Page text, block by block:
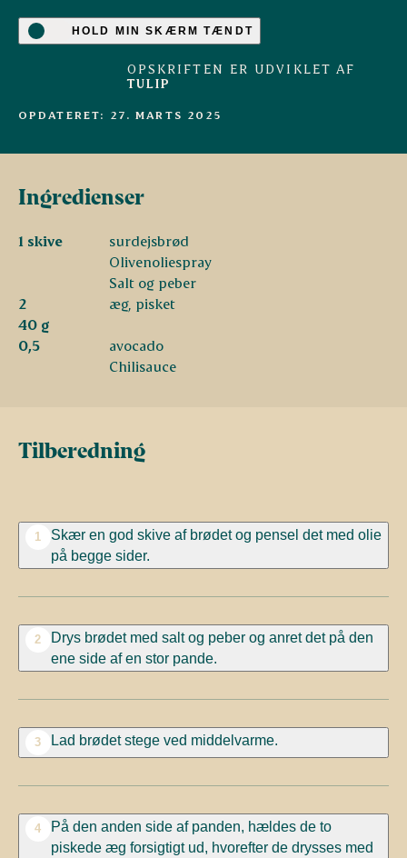
HOLD MIN SKÆRM TÆNDT
OPSKRIFTEN ER UDVIKLET AF
TULIP
OPDATERET: 27. MARTS 2025
Ingredienser
1 skive
surdejsbrød
Olivenoliespray
Salt og peber
2
æg, pisket
40 g
0,5
avocado
Chilisauce
Tilberedning
1
Skær en god skive af brødet og pensel det med olie
på begge sider.
2
Drys brødet med salt og peber og anret det på den
ene side af en stor pande.
3 Lad brødet stege ved middelvarme.
4
På den anden side af panden, hældes de to
piskede æg forsigtigt ud, hvorefter de drysses med